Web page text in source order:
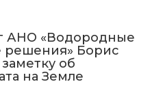
АНО «Водородные
решения» Борис
об
на Земле